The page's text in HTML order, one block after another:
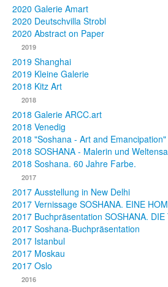
2020 Galerie Amart
2020 Deutschvilla Strobl
2020 Abstract on Paper
2019
2019 Shanghai
2019 Kleine Galerie
2018 Kitz Art
2018
2018 Galerie ARCC.art
2018 Venedig
2018 "Soshana - Art and
2018 SOSHANA - Malerin und
2018 Soshana. 60 Jahre Farbe.
2017
2017 Ausstellung in New Delhi
2017 Vernissage SOSHANA. EINE
2017 Buchpräsentation SOSHANA. DIE
2017 Soshana-Buchpräsentation
2017 Istanbul
2017 Moskau
2017 Oslo
2016